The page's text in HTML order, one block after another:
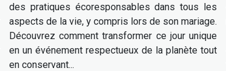
des pratiques écoresponsables dans tous les
aspects de la vie, y compris lors de son mariage.
Découvrez comment transformer ce jour unique
en un événement respectueux de la planète tout
en conservant...